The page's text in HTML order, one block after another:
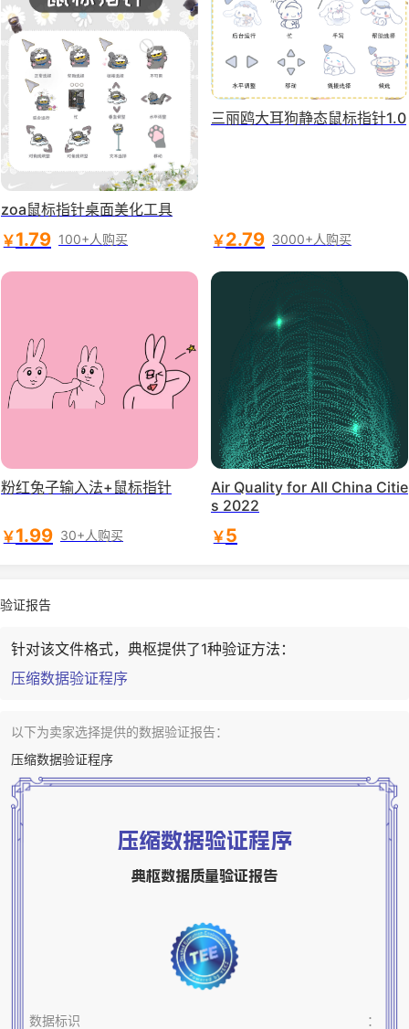
zoa鼠标指针桌面美化工具
￥1.79 100+人购买
三丽鸥大耳狗静态鼠标指针1.0
￥2.79 3000+人购买
粉红兔子输入法+鼠标指针
￥1.99 30+人购买
Air Quality for All China Citie
s 2022
￥5
验证报告
针对该文件格式，典枢提供了1种验证方法：
压缩数据验证程序
以下为卖家选择提供的数据验证报告：
压缩数据验证程序
压缩数据验证程序
典枢数据质量验证报告
数据标识
：